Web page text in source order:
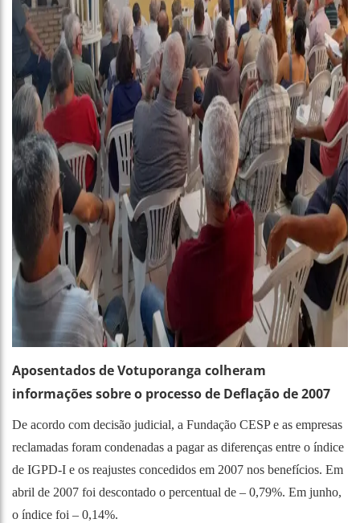
Aposentados de Votuporanga colheram
informações sobre o processo de Deflação de 2007
De acordo com decisão judicial, a Fundação CESP e as empresas
reclamadas foram condenadas a pagar as diferenças entre o índice
de IGPD-I e os reajustes concedidos em 2007 nos benefícios. Em
abril de 2007 foi descontado o percentual de – 0,79%. Em junho,
o índice foi – 0,14%.